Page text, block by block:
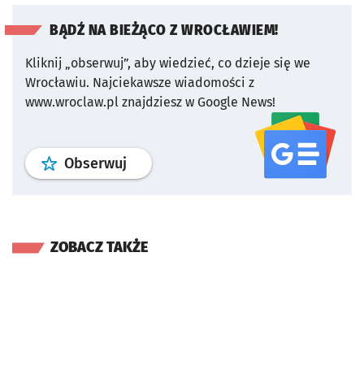
BĄDŹ NA BIEŻĄCO Z WROCŁAWIEM!
Kliknij „obserwuj”, aby wiedzieć, co dzieje się we
Wrocławiu. Najciekawsze wiadomości z
www.wroclaw.pl znajdziesz w Google News!
Obserwuj profil serwisu
ZOBACZ TAKŻE